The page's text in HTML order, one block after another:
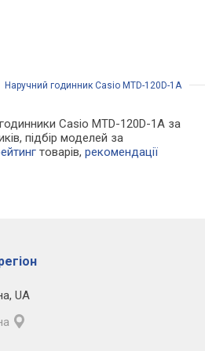
Наручний годинник Casio MTD-120D-1A
Casio MTD-120D-1A за
підбір моделей за
товарів,рекомендації
, UA